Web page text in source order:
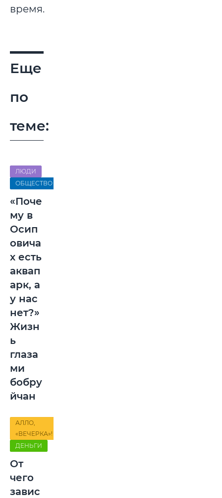
время.
Еще
по
теме:
ЛЮДИ
ОБЩЕСТВО
«Поче
му в
Осип
овича
х есть
аквап
арк, а
у нас
нет?»
Жизн
ь
глаза
ми
бобру
йчан
АЛЛО,
«ВЕЧЕРКА»!
ДЕНЬГИ
От
чего
завис